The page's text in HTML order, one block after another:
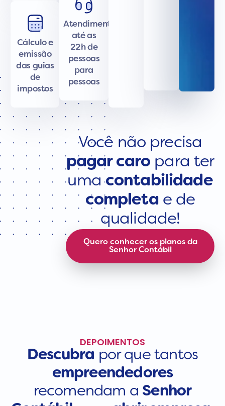
Cálculo e
emissão
das guias
de
impostos
Atendimento
até as
22h de
pessoas
para
pessoas
Você não precisa
pagar caropara ter
umacontabilidade
completae de
qualidade!
Quero conhecer os planos da
Senhor Contábil
DEPOIMENTOS
Descubra por que tantos
empreendedores
recomendam a Senhor